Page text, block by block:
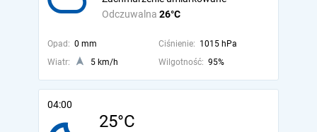
Odczuwalna 26°C
Opad: 0 mm Ciśnienie: 1015 hPa
Wiatr:
5 km/h Wilgotność: 95%
04:00
25°C